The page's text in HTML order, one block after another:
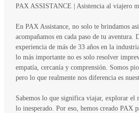
PAX ASSISTANCE | Asistencia al viajero
En PAX Assistance, no solo te brindamos
acompañamos en cada paso de tu aventura.
experiencia de más de 33 años en la
lo más importante no es solo resolver
empatía, cercanía y comprensión. Somos
pero lo que realmente nos diferencia es
Sabemos lo que significa viajar, explorar el
lo inesperado. Por eso, hemos creado PAX